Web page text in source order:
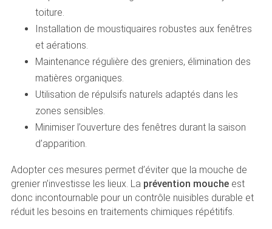
toiture.
Installation de moustiquaires robustes aux fenêtres
et aérations.
Maintenance régulière des greniers, élimination des
matières organiques.
Utilisation de répulsifs naturels adaptés dans les
zones sensibles.
Minimiser l’ouverture des fenêtres durant la saison
d’apparition.
Adopter ces mesures permet d’éviter que la mouche de
grenier n’investisse les lieux. La prévention moucheest
donc incontournable pour un contrôle nuisibles durable et
réduit les besoins en traitements chimiques répétitifs.